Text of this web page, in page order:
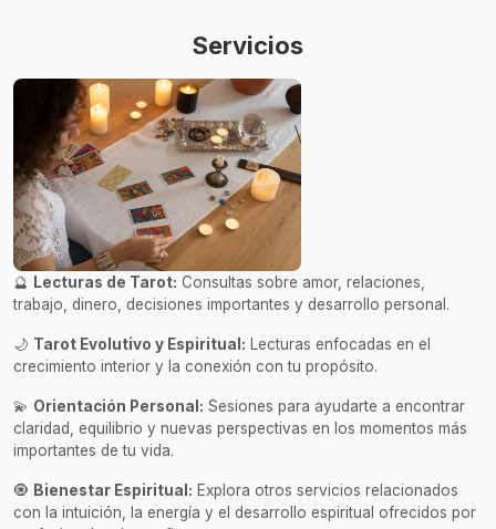
Servicios
🔮 Lecturas de Tarot: Consultas sobre amor, relaciones,
trabajo, dinero, decisiones importantes y desarrollo personal.
🌙 Tarot Evolutivo y Espiritual: Lecturas enfocadas en el
crecimiento interior y la conexión con tu propósito.
💫 Orientación Personal: Sesiones para ayudarte a encontrar
claridad, equilibrio y nuevas perspectivas en los momentos más
importantes de tu vida.
🧿 Bienestar Espiritual: Explora otros servicios relacionados
con la intuición, la energía y el desarrollo espiritual ofrecidos por